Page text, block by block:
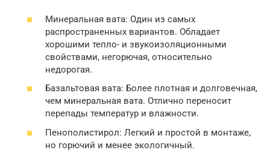
Минеральная вата: Один из самых
распространенных вариантов. Обладает
хорошими тепло- и звукоизоляционными
свойствами, негорючая, относительно
недорогая.
Базальтовая вата: Более плотная и долговечная,
чем минеральная вата. Отлично переносит
перепады температур и влажности.
Пенополистирол: Легкий и простой в монтаже,
но горючий и менее экологичный.